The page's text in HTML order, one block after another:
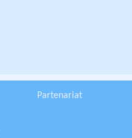
Partenariat